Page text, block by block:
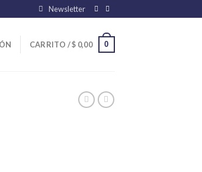
Newsletter
CARRITO /$ 0,00 0